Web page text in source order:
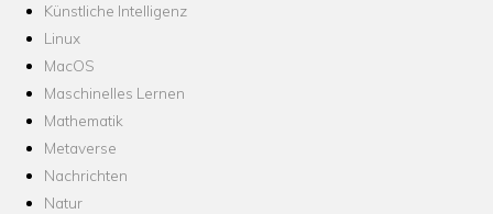
Künstliche Intelligenz
Linux
MacOS
Maschinelles Lernen
Mathematik
Metaverse
Nachrichten
Natur